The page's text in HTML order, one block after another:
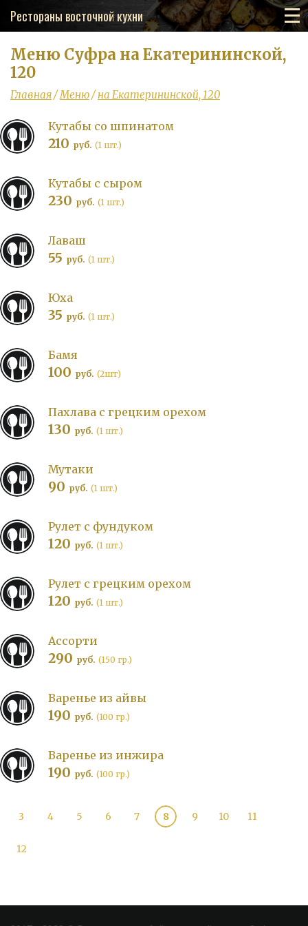
Рестораны восточной кухни
Меню Суфра на Екатерининской,
120
Главная/Меню/на Екатерининской, 120
Кутабы со шпинатом
210 руб. (1 шт.)
Кутабы с сыром
230 руб. (1 шт.)
Лаваш
55 руб. (1 шт.)
Юха
35 руб. (1 шт.)
Бамя
100 руб. (2шт)
Пахлава с грецким орехом
130 руб. (1 шт.)
Мутаки
90 руб. (1 шт.)
Рулет с фундуком
120 руб. (1 шт.)
Рулет с грецким орехом
120 руб. (1 шт.)
Ассорти
290 руб. (150 гр.)
Варенье из айвы
190 руб. (100 гр.)
Варенье из инжира
190 руб. (100 гр.)
3 4 5 6 7 8 9 10 11
12